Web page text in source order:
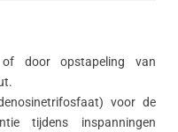
door opstapeling van
voor de
tijdens inspanningen